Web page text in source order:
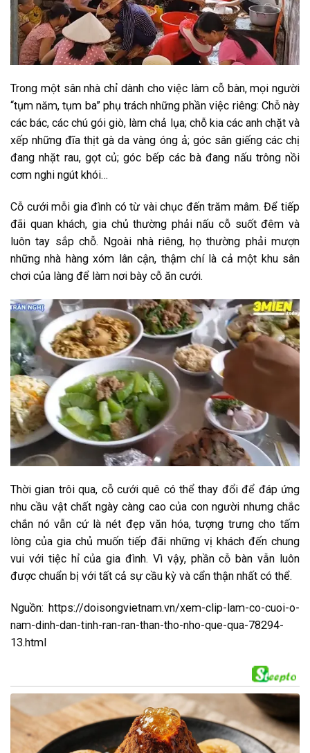
Trong một sân nhà chỉ dành cho việc làm cỗ bàn, mọi người
“tụm năm, tụm ba” phụ trách những phần việc riêng: Chỗ này
các bác, các chú gói giò, làm chả lụa; chỗ kia các anh chặt và
xếp những đĩa thịt gà da vàng óng ả; góc sân giếng các chị
đang nhặt rau, gọt củ; góc bếp các bà đang nấu trông nồi
cơm nghi ngút khói…
Cỗ cưới mỗi gia đình có từ vài chục đến trăm mâm. Để tiếp
đãi quan khách, gia chủ thường phải nấu cỗ suốt đêm và
luôn tay sắp chỗ. Ngoài nhà riêng, họ thường phải mượn
những nhà hàng xóm lân cận, thậm chí là cả một khu sân
chơi của làng để làm nơi bày cỗ ăn cưới.
Thời gian trôi qua, cỗ cưới quê có thể thay đổi để đáp ứng
nhu cầu vật chất ngày càng cao của con người nhưng chắc
chắn nó vẫn cứ là nét đẹp văn hóa, tượng trưng cho tấm
lòng của gia chủ muốn tiếp đãi những vị khách đến chung
vui với tiệc hỉ của gia đình. Vì vậy, phần cỗ bàn vẫn luôn
được chuẩn bị với tất cả sự cầu kỳ và cẩn thận nhất có thể.
Nguồn: https://doisongvietnam.vn/xem-clip-lam-co-cuoi-o-
nam-dinh-dan-tinh-ran-ran-than-tho-nho-que-qua-78294-
13.html